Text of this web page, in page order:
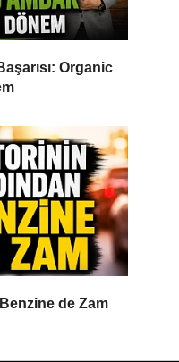
Organic
de Zam